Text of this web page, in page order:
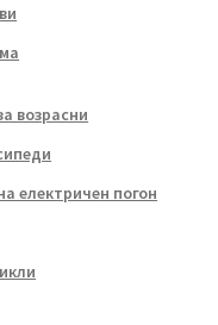
возрасни
електричен погон